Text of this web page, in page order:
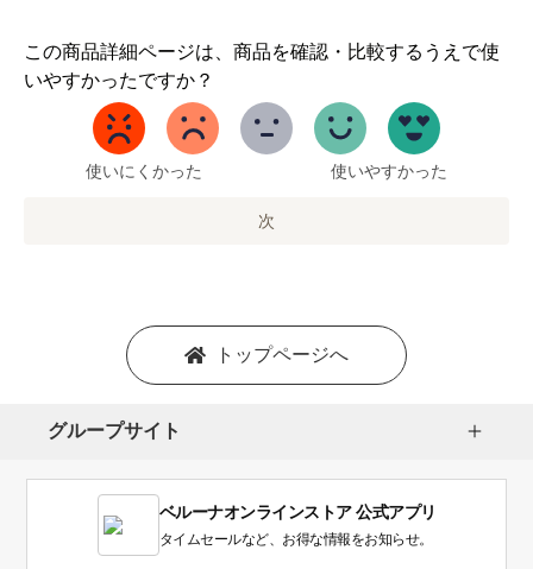
この商品詳細ページは、商品を確認・比較するうえで使
いやすかったですか？
1
か
使いにくかった 使いやすかった
次
トップページへ
グループサイト
ベルーナオンラインストア 公式アプリ
タイムセールなど、お得な情報をお知らせ。